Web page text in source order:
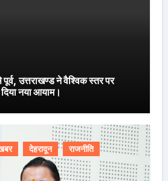
उत्तराखण्ड ने वैश्विक स्तर पर
नया आयाम।
देहरादून राजनीति